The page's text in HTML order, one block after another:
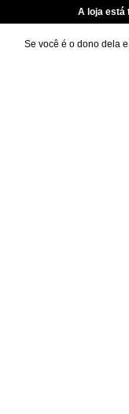
A loja está
Se você é o dono dela